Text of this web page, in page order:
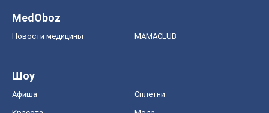
MedOboz
Новости медицины MAMACLUB
Шоу
Афиша Сплетни